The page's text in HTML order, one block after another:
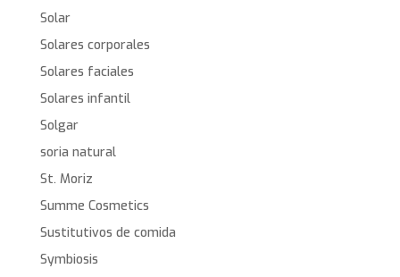
Solar
Solares corporales
Solares faciales
Solares infantil
Solgar
soria natural
St. Moriz
Summe Cosmetics
Sustitutivos de comida
Symbiosis